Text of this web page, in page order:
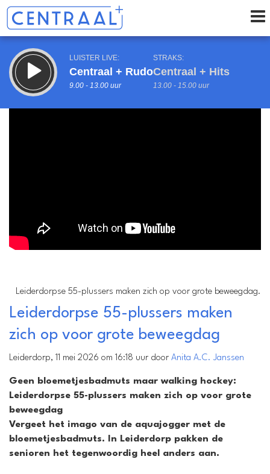
LUISTER LIVE:
Centraal + Rudo
9.00 - 13.00 uur
STRAKS:
Centraal + Hits
13.00 - 15.00 uur
Leiderdorpse 55-plussers maken zich op voor grote beweegdag.
Leiderdorpse 55-plussers maken
zich op voor grote beweegdag
Leiderdorp, 11 mei 2026 om 16:18 uur door Anita A.C. Janssen
Geen bloemetjesbadmuts maar walking hockey:
Leiderdorpse 55-plussers maken zich op voor grote
beweegdag
Vergeet het imago van de aquajogger met de
bloemetjesbadmuts. In Leiderdorp pakken de
senioren het tegenwoordig heel anders aan.